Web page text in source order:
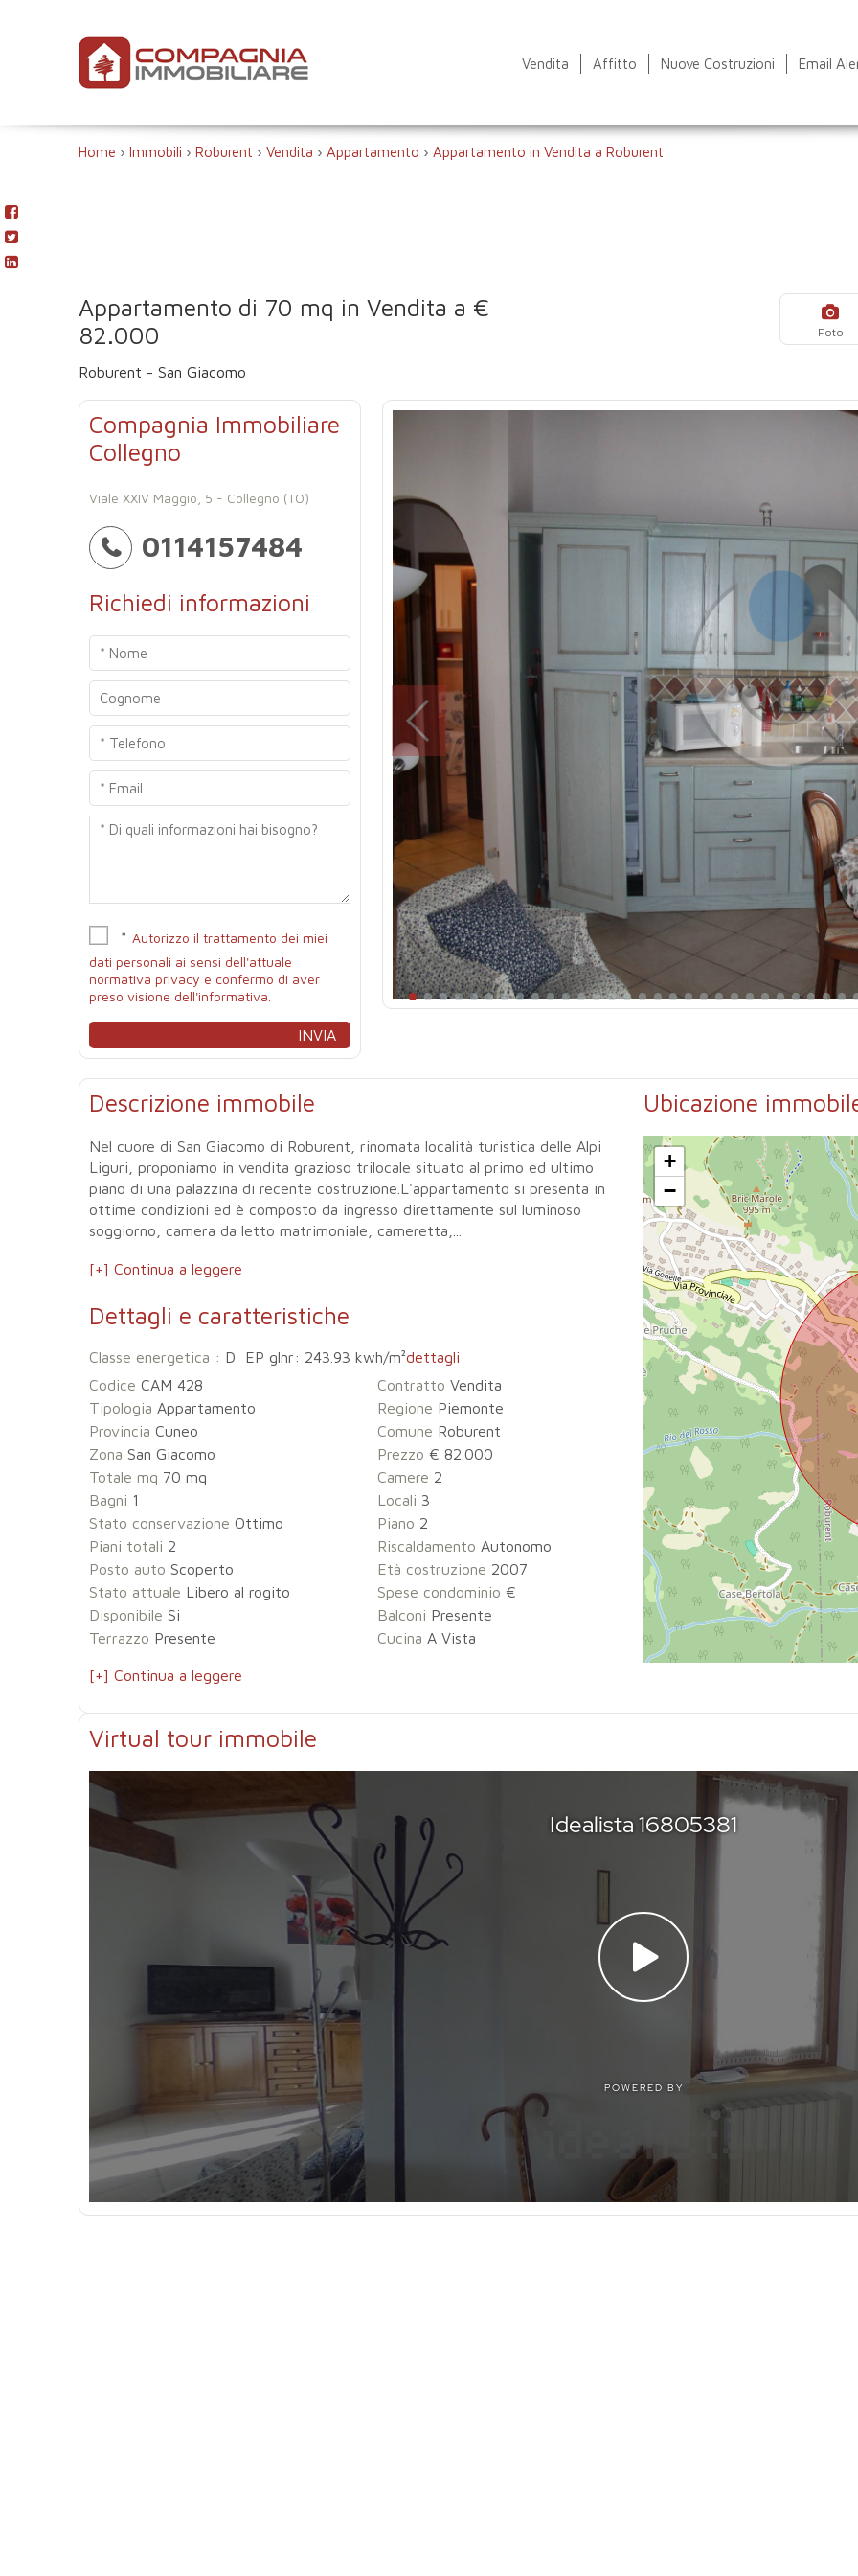
Vendita Affitto Nuove Costruzioni Email
Home › Immobili › Roburent › Vendita › Appartamento › Appartamento in Vendita a Roburent
Appartamento di 70 mq in Vendita a €
82.000
Roburent - San Giacomo
Foto
Compagnia Immobiliare
Collegno
Viale XXIV Maggio, 5 - Collegno (TO)
0114157484
Richiedi informazioni
* Autorizzo il trattamento dei miei
dati personali ai sensi dell'attuale
normativa privacy e confermo di aver
preso visione dell'informativa.
Descrizione immobile
Nel cuore di San Giacomo di Roburent, rinomata località turistica delle Alpi
Liguri, proponiamo in vendita grazioso trilocale situato al primo ed ultimo
piano di una palazzina di recente costruzione.L'appartamento si presenta in
ottime condizioni ed è composto da ingresso direttamente sul luminoso
soggiorno, camera da letto matrimoniale, cameretta,...
[+] Continua a leggere
Dettagli e caratteristiche
Classe energetica : D EP glnr: 243.93 kwh/m²dettagli
Codice CAM 428 Contratto Vendita
Tipologia Appartamento Regione Piemonte
Provincia Cuneo Comune Roburent
Zona San Giacomo Prezzo € 82.000
Totale mq 70 mq Camere 2
Bagni 1 Locali 3
Stato conservazione Ottimo Piano 2
Piani totali 2 Riscaldamento Autonomo
Posto auto Scoperto Età costruzione 2007
Stato attuale Libero al rogito Spese condominio €
Disponibile Si Balconi Presente
Terrazzo Presente Cucina A Vista
[+] Continua a leggere
Ubicazione
+
−
Virtual tour immobile